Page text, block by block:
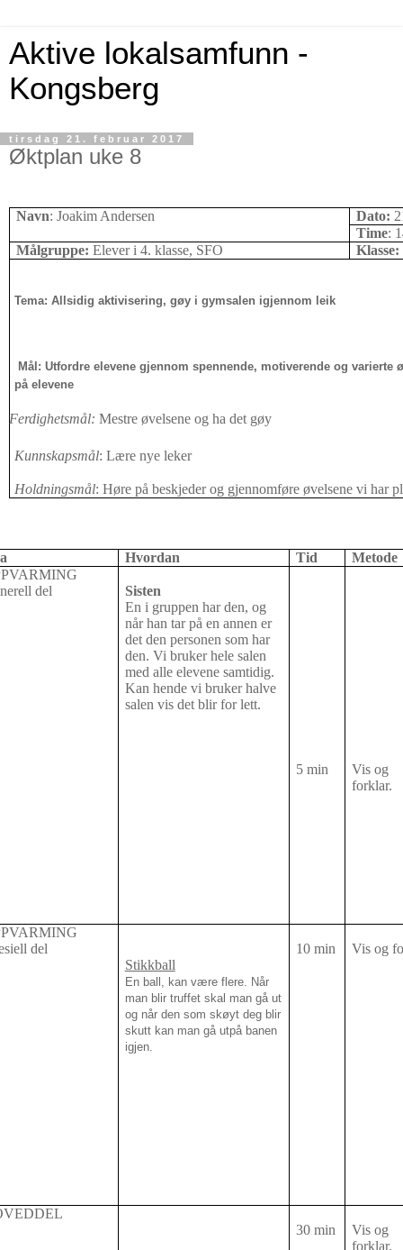
Aktive lokalsamfunn -
Kongsberg
tirsdag 21. februar 2017
Øktplan uke 8
Navn: Joakim Andersen Dato:
Time:
Målgruppe: Elever i 4. klasse, SFO Klasse:
Tema: Allsidig aktivisering, gøy i gymsalen igjennom leik
Mål: Utfordre elevene gjennom spennende, motiverende og varierte
på elevene
Ferdighetsmål: Mestre øvelsene og ha det gøy
Kunnskapsmål: Lære nye leker
Holdningsmål: Høre på beskjeder og gjennomføre øvelsene vi har
Hvordan Tid
Metode
del
Sisten
En i gruppen har den, og
når han tar på en annen er
det den personen som har
den. Vi bruker hele salen
med alle elevene samtidig.
Kan hende vi bruker halve
salen vis det blir for lett.
5 min
Vis og
forklar.
del
Stikkball
En ball, kan være flere. Når
man blir truffet skal man gå ut
og når den som skøyt deg blir
skutt kan man gå utpå banen
igjen.
10 min Vis og
30 min
Vis og
forklar.